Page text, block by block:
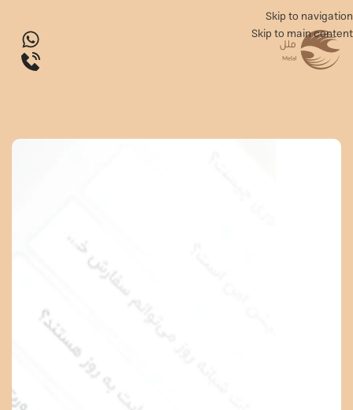
Skip to navigation
Skip to main content